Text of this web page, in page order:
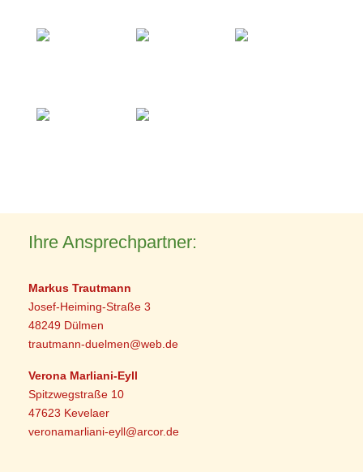
Ihre Ansprechpartner:
Markus Trautmann
Josef-Heiming-Straße 3
48249 Dülmen
trautmann-duelmen@web.de
Verona Marliani-Eyll
Spitzwegstraße 10
47623 Kevelaer
veronamarliani-eyll@arcor.de